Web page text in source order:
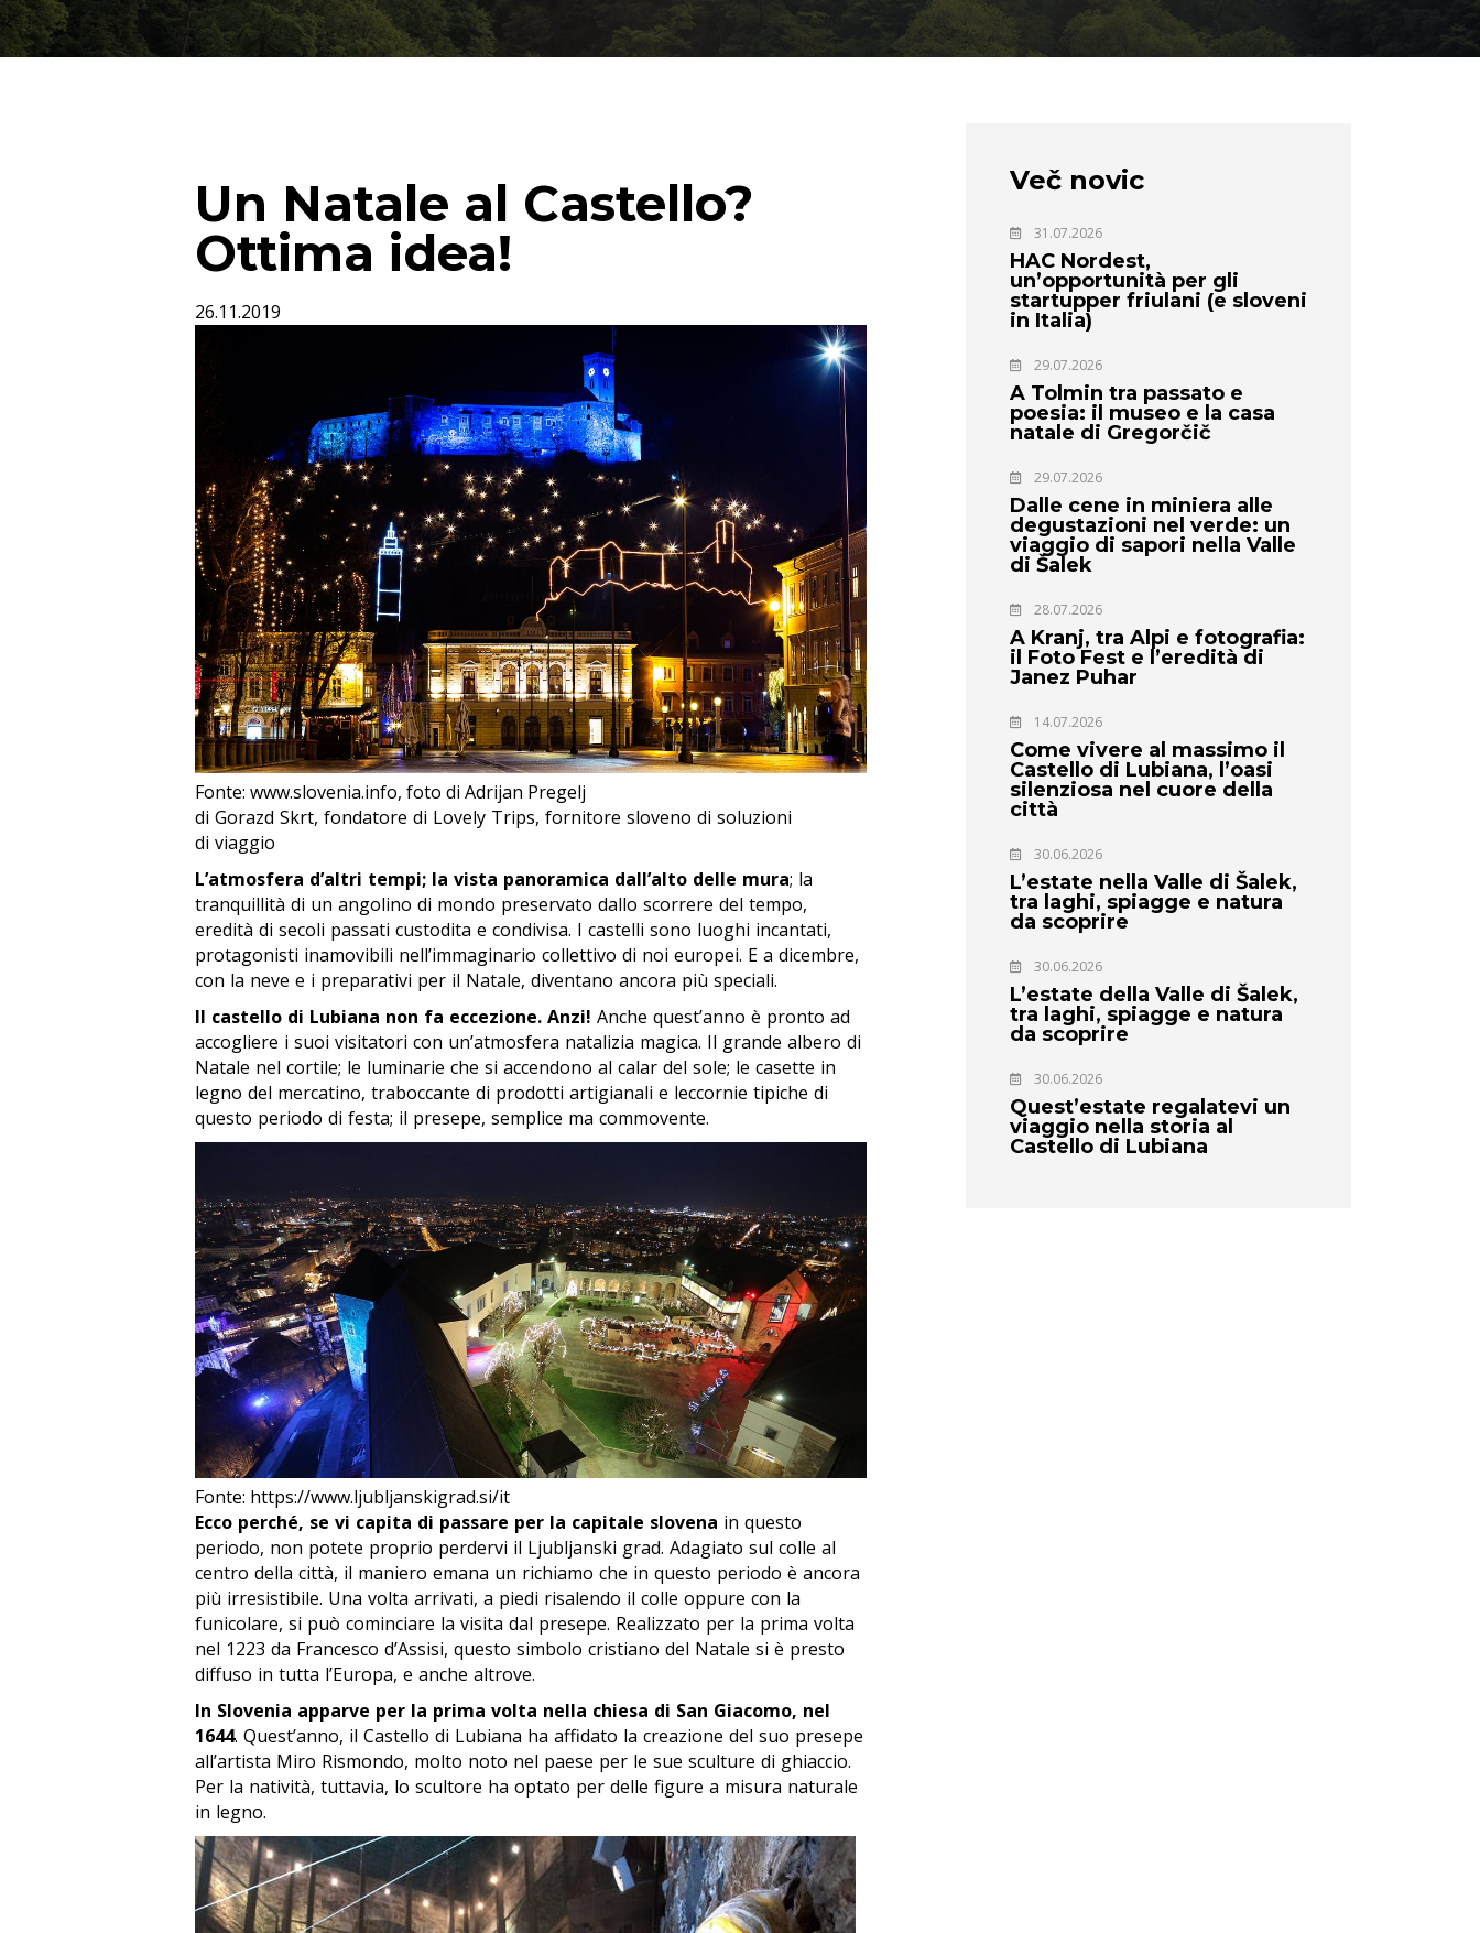
Un Natale al Castello?
Ottima idea!
26.11.2019
Fonte: www.slovenia.info, foto di Adrijan Pregelj
di Gorazd Skrt, fondatore di Lovely Trips, fornitore sloveno di soluzioni
di viaggio
L’atmosfera d’altri tempi; la vista panoramica dall’alto delle mura; la
tranquillità di un angolino di mondo preservato dallo scorrere del tempo,
eredità di secoli passati custodita e condivisa. I castelli sono luoghi incantati,
protagonisti inamovibili nell’immaginario collettivo di noi europei. E a dicembre,
con la neve e i preparativi per il Natale, diventano ancora più speciali.
Il castello di Lubiana non fa eccezione. Anzi! Anche quest’anno è pronto ad
accogliere i suoi visitatori con un’atmosfera natalizia magica. Il grande albero di
Natale nel cortile; le luminarie che si accendono al calar del sole; le casette in
legno del mercatino, traboccante di prodotti artigianali e leccornie tipiche di
questo periodo di festa; il presepe, semplice ma commovente.
Fonte: https://www.ljubljanskigrad.si/it
Ecco perché, se vi capita di passare per la capitale slovena in questo
periodo, non potete proprio perdervi il Ljubljanski grad. Adagiato sul colle al
centro della città, il maniero emana un richiamo che in questo periodo è ancora
più irresistibile. Una volta arrivati, a piedi risalendo il colle oppure con la
funicolare, si può cominciare la visita dal presepe. Realizzato per la prima volta
nel 1223 da Francesco d’Assisi, questo simbolo cristiano del Natale si è presto
diffuso in tutta l’Europa, e anche altrove.
In Slovenia apparve per la prima volta nella chiesa di San Giacomo, nel
1644. Quest’anno, il Castello di Lubiana ha affidato la creazione del suo presepe
all’artista Miro Rismondo, molto noto nel paese per le sue sculture di ghiaccio.
Per la natività, tuttavia, lo scultore ha optato per delle figure a misura naturale
in legno.
Več novic
31.07.2026
HAC Nordest,
un’opportunità per gli
startupper friulani (e sloveni
in Italia)
29.07.2026
A Tolmin tra passato e
poesia: il museo e la casa
natale di Gregorčič
29.07.2026
Dalle cene in miniera alle
degustazioni nel verde: un
viaggio di sapori nella Valle
di Šalek
28.07.2026
A Kranj, tra Alpi e fotografia:
il Foto Fest e l’eredità di
Janez Puhar
14.07.2026
Come vivere al massimo il
Castello di Lubiana, l’oasi
silenziosa nel cuore della
città
30.06.2026
L’estate nella Valle di Šalek,
tra laghi, spiagge e natura
da scoprire
30.06.2026
L’estate della Valle di Šalek,
tra laghi, spiagge e natura
da scoprire
30.06.2026
Quest’estate regalatevi un
viaggio nella storia al
Castello di Lubiana